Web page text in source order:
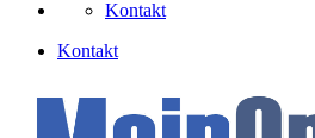
Kontakt
Kontakt